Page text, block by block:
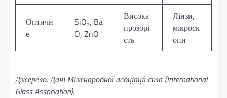
Оптичн
е
SiO₂, Ba
O, ZnO
Висока
прозорі
сть
Лінзи,
мікроск
опи
Джерело: Дані Міжнародної асоціації скла (International
Glass Association).